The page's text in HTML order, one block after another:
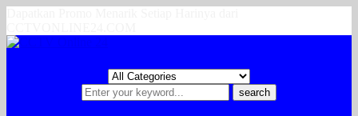
search